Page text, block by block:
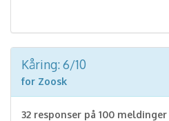
Kåring: 6/10
for Zoosk
32 responser på 100 meldinger